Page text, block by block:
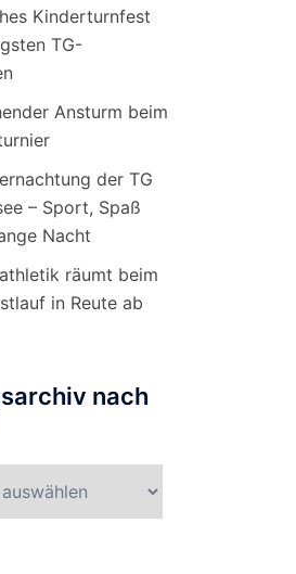
Kinderturnfest
TG-
Ansturm beim
der TG
– Sport, Spaß
Nacht
räumt beim
in Reute ab
nach